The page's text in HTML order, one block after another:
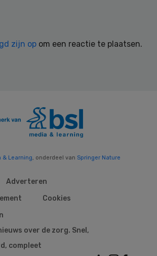
zijn op om een reactie te plaatsen.
& Learning, onderdeel van Springer Nature
Adverteren
Cookies
over de zorg. Snel,
compleet